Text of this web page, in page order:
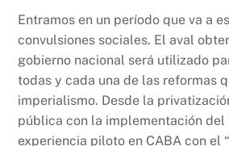
Entramos en un período que va a
convulsiones sociales. El aval
gobierno nacional será utilizado
todas y cada una de las reformas
imperialismo. Desde la
pública con la implementación del
experiencia piloto en CABA con el